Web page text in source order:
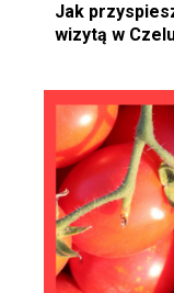
Jak
wizytą w